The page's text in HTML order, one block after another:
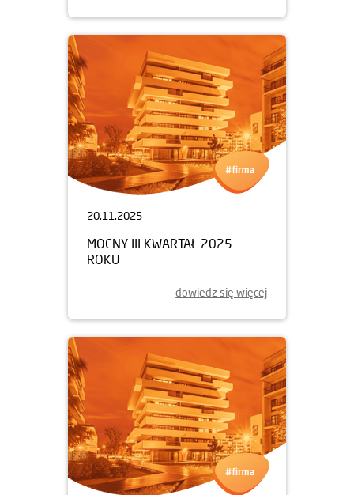
20.11.2025
MOCNY III KWARTAŁ 2025
ROKU
dowiedz się więcej